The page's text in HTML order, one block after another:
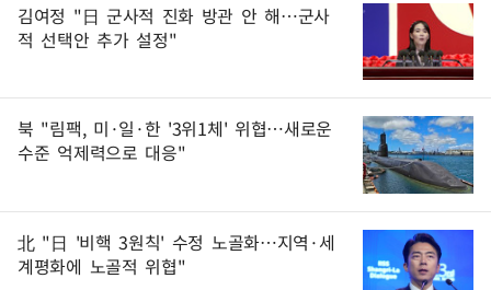
김여정 "日 군사적 진화 방관 안 해…군사
적 선택안 추가 설정"
북 "림팩, 미·일·한 '3위1체' 위협…새로운
수준 억제력으로 대응"
北 "日 '비핵 3원칙' 수정 노골화…지역·세
계평화에 노골적 위협"